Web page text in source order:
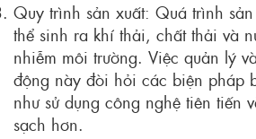
Quy trình sản xuất: Quá trình
thể sinh ra khí thải, chất thải và
nhiễm môi trường. Việc quản lý
động này đòi hỏi các biện pháp
như sử dụng công nghệ tiên tiến
sạch hơn.